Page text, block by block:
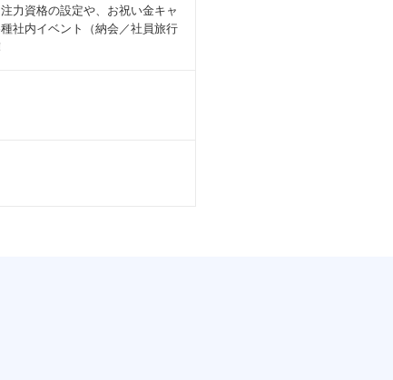
力資格の設定や、お祝い金キャ
社内イベント（納会／社員旅行